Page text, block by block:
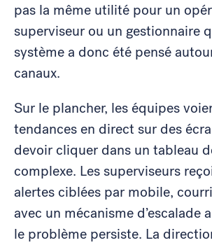
pas la même utilité pour un
superviseur ou un gestionnaire
système a donc été pensé
canaux.
Sur le plancher, les équipes
tendances en direct sur des
devoir cliquer dans un tableau
complexe. Les superviseurs
alertes ciblées par mobile,
avec un mécanisme d’escalade
le problème persiste. La